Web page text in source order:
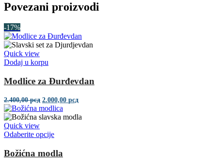
Povezani proizvodi
-17%
Quick view
Dodaj u korpu
Modlice za Đurđevdan
2.400,00рсд Originalna
cena
je
bila:
2.000,00 рсдTrenutna
je:
2.000,00 рсд.
Quick view
Odaberite opcijeOvaj
ima
Božićna modla